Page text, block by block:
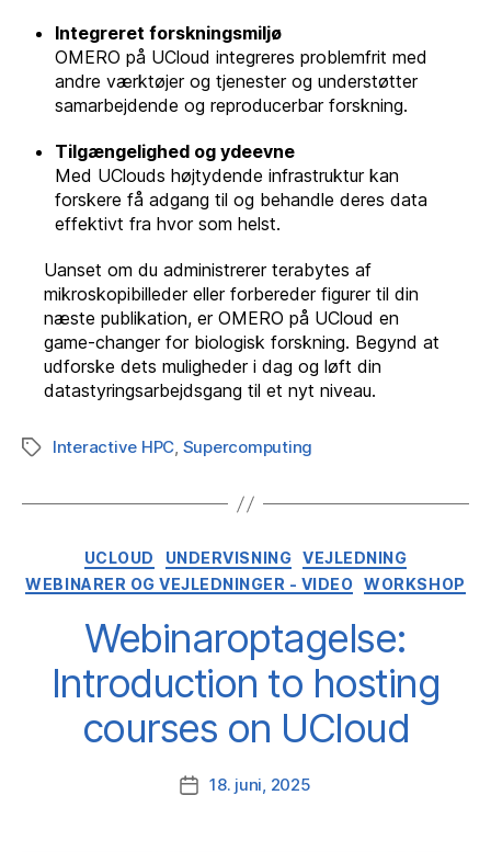
Integreret forskningsmiljø
OMERO på UCloud integreres problemfrit med
andre værktøjer og tjenester og understøtter
samarbejdende og reproducerbar forskning.
Tilgængelighed og ydeevne
Med UClouds højtydende infrastruktur kan
forskere få adgang til og behandle deres data
effektivt fra hvor som helst.
Uanset om du administrerer terabytes af
mikroskopibilleder eller forbereder figurer til din
næste publikation, er OMERO på UCloud en
game-changer for biologisk forskning. Begynd at
udforske dets muligheder i dag og løft din
datastyringsarbejdsgang til et nyt niveau.
TagsInteractive HPC, Supercomputing
Kategorier
UCLOUD UNDERVISNING VEJLEDNING
WEBINARER OG VEJLEDNINGER - VIDEO
WORKSHOP
Webinaroptagelse:
Introduction to hosting
courses on UCloud
Indlægsdato
18. juni, 2025